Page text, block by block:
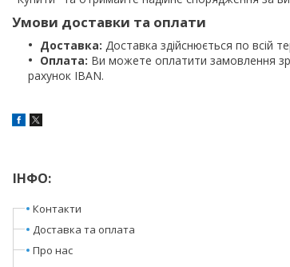
Умови доставки та оплати
Доставка: Доставка здійснюється по всій
Оплата: Ви можете оплатити замовлення
рахунок IBAN.
ІНФО:
Контакти
Доставка та оплата
Про нас